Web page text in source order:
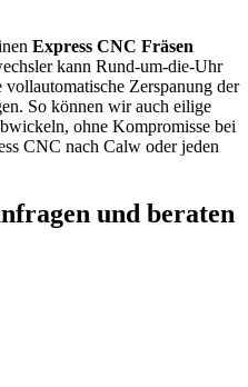
Express CNC Fräsen
kann Rund-um-die-Uhr
Zerspanung der
So können wir auch eilige
ohne Kompromisse bei
CNC nach Calw oder jeden
und beraten